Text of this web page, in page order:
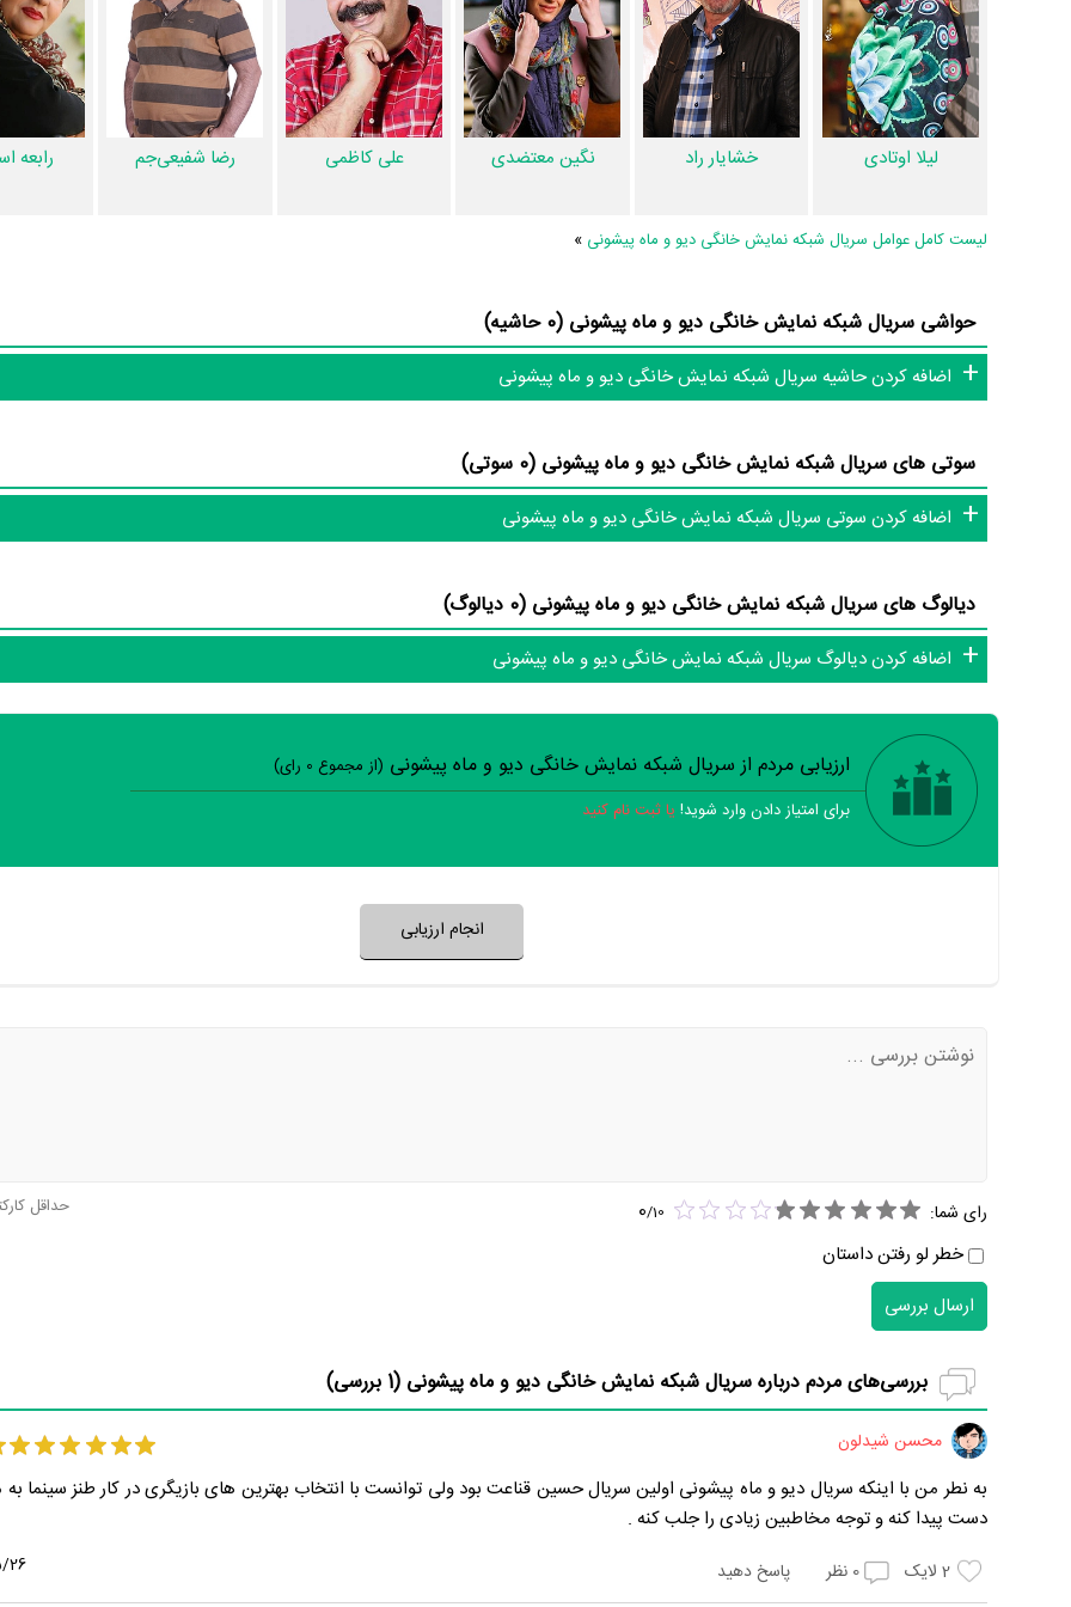
نظرتان درباره ضرباهنگ و تدوین سریال دیو و ماه پیشونی چیست؟ تدوین دیو و ماه پیشونی راسیامک مهماندوستومحراب ملازم‌ الحسینی
است.مهرنوش طبیبیچهره‌پردازی یا طراحی گریم سریال دیو و ماه پیشونی را برعهده داشت. موسیقی متن سریال دیو و ماه پیشونی اثرآرش
خواننده سریال دیو و ماه پیشونی نیز مجتبی بلال‌حبشیومصطفی بلال‌حبشی
هست. در مجموع بیش از 34 نفر در تولید سریال دیو و
داشته‌اند و هر یک از آنها درمنظومیک صفحه اختصاصی دارند.
سریال دیو و ماه پیشونی 9 عدد، گردآوری و درج شده است. همچنین تاکنون در بخش‌های ویدئو و تیزر سریال دیو و ماه پیشونی، حواشی
پیشونی، دیالوگ برتر سریال دیو و ماه پیشونی، سوتی سریال دیو و ماه پیشونی و نقد سریال دیو و ماه پیشونی هنوز موردی ثبت نشده است.
به این حد قانع نیستیم؛ باید به‌کمک علاقمندان فیلم، سریال و تئاتر، این دایرة‌المعارف آنلاین و بانک اطلاعات هنرمندان و آثار سینما، تلویزیون
لیلا اوتادی خشایار راد نگین معتضدی علی کاظمی رضا شفیعی‌جم رابعه
لیست کامل عوامل سریال شبکه نمایش خانگی دیو و ماه پیشونی »
حواشی سریال شبکه نمایش خانگی دیو و ماه پیشونی (0 حاشیه)
اضافه کردن حاشیه سریال شبکه نمایش خانگی دیو و ماه پیشونی
سوتی های سریال شبکه نمایش خانگی دیو و ماه پیشونی (0 سوتی)
اضافه کردن سوتی سریال شبکه نمایش خانگی دیو و ماه پیشونی
دیالوگ های سریال شبکه نمایش خانگی دیو و ماه پیشونی (0 دیالوگ)
اضافه کردن دیالوگ سریال شبکه نمایش خانگی دیو و ماه پیشونی
ارزیابی مردم از سریال شبکه نمایش خانگی دیو و ماه پیشونی (از مجموع 0 رای)
برای امتیاز دادن وارد شوید! یا ثبت نام کنید
انجام ارزیابی
رای شما: 0/10
خطر لو رفتن داستان
حداقل
ارسال بررسی
بررسی‌های مردم درباره سریال شبکه نمایش خانگی دیو و ماه پیشونی (1 بررسی)
محسن شیدلون
به نطر من با اینکه سریال دیو و ماه پیشونی اولین سریال حسین قناعت بود ولی توانست با انتخاب بهترین های بازیگری در کار طنز سینما
دست پیدا کنه و توجه مخاطبین زیادی را جلب کنه .
2 لایک 0 نظر پاسخ دهید 26